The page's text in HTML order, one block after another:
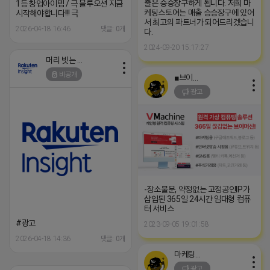
1등 창업아이템 / 극 블루오션 지금
시작해야합니다!!! 극
2026-04-18 16:46 댓글: 0개
출은 승승장구하게 됩니다. 저희 마
케팅스토어는 매출 승승장구에 있어
서 최고의 파트너가 되어드리겠습니
다.
2024-09-20 15:17:27
비공개
#광고
2026-04-18 14:36 댓글: 0개
광고
-장소불문, 약정없는 고정공인IP가
삽입된 365일 24시간 임대형 컴퓨
터 서비스
2023-09-05 19:01:58